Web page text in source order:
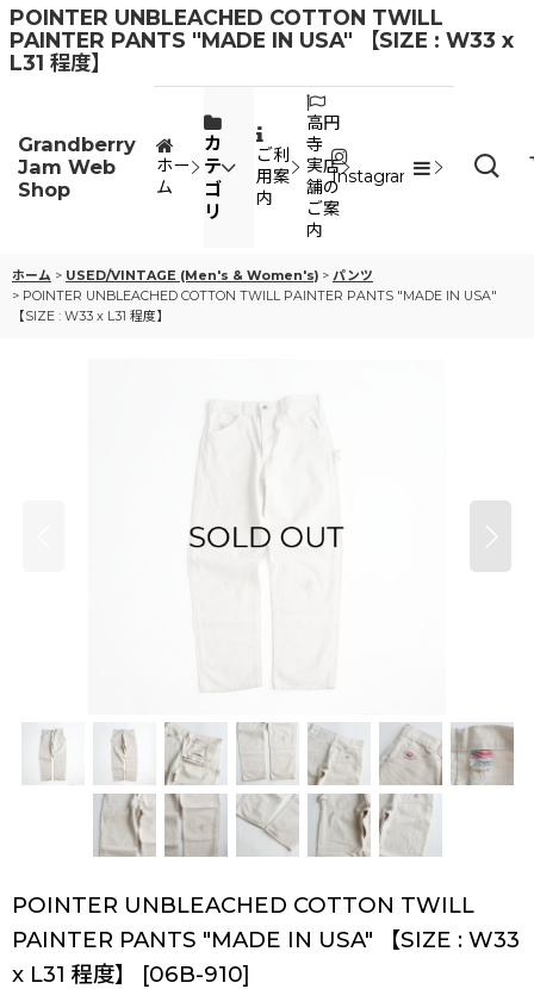
POINTER UNBLEACHED COTTON TWILL
PAINTER PANTS "MADE IN USA" 【SIZE : W33 x
L31 程度】
Grandberry
Jam Web
Shop
ホー
ム
カ
テ
ゴ
リ
ご利
用案
内
高円
寺
実店
舗の
ご案
内
Instagram
ホーム > USED/VINTAGE (Men's & Women's) > パンツ
> POINTER UNBLEACHED COTTON TWILL PAINTER PANTS "MADE IN USA"
【SIZE : W33 x L31 程度】
POINTER UNBLEACHED COTTON TWILL
PAINTER PANTS "MADE IN USA" 【SIZE : W33
x L31 程度】
[06B-910]